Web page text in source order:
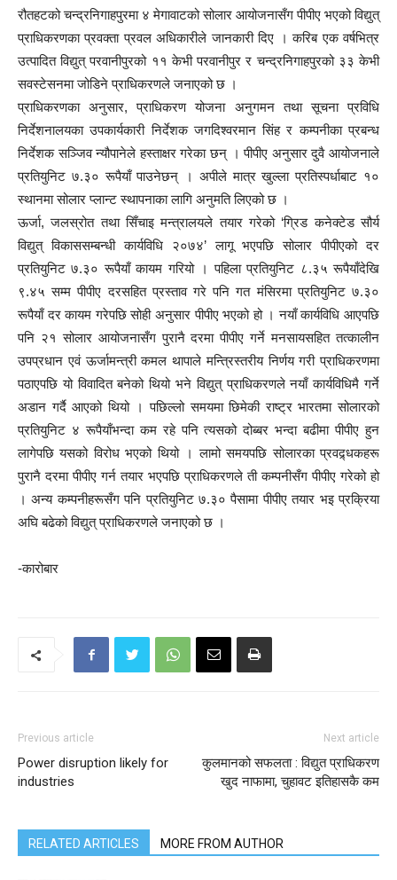
रौतहटको चन्द्रनिगाहपुरमा ४ मेगावाटको सोलार आयोजनासँग पीपीए भएको विद्युत्
प्राधिकरणका प्रवक्ता प्रवल अधिकारीले जानकारी दिए । करिब एक वर्षभित्र
उत्पादित विद्युत् परवानीपुरको ११ केभी परवानीपुर र चन्द्रनिगाहपुरको ३३ केभी
सवस्टेसनमा जोडिने प्राधिकरणले जनाएको छ ।
प्राधिकरणका अनुसार, प्राधिकरण योजना अनुगमन तथा सूचना प्रविधि
निर्देशनालयका उपकार्यकारी निर्देशक जगदिश्वरमान सिंह र कम्पनीका प्रबन्ध
निर्देशक सञ्जिव न्यौपानेले हस्ताक्षर गरेका छन् । पीपीए अनुसार दुवै आयोजनाले
प्रतियुनिट ७.३० रूपैयाँ पाउनेछन् । अपीले मात्र खुल्ला प्रतिस्पर्धाबाट १०
स्थानमा सोलार प्लान्ट स्थापनाका लागि अनुमति लिएको छ ।
ऊर्जा, जलस्रोत तथा सिँचाइ मन्त्रालयले तयार गरेको ‘ग्रिड कनेक्टेड सौर्य
विद्युत् विकाससम्बन्धी कार्यविधि २०७४’ लागू भएपछि सोलार पीपीएको दर
प्रतियुनिट ७.३० रूपैयाँ कायम गरियो । पहिला प्रतियुनिट ८.३५ रूपैयाँदेखि
९.४५ सम्म पीपीए दरसहित प्रस्ताव गरे पनि गत मंसिरमा प्रतियुनिट ७.३०
रूपैयाँ दर कायम गरेपछि सोही अनुसार पीपीए भएको हो । नयाँ कार्यविधि आएपछि
पनि २१ सोलार आयोजनासँग पुरानै दरमा पीपीए गर्ने मनसायसहित तत्कालीन
उपप्रधान एवं ऊर्जामन्त्री कमल थापाले मन्त्रिस्तरीय निर्णय गरी प्राधिकरणमा
पठाएपछि यो विवादित बनेको थियो भने विद्युत् प्राधिकरणले नयाँ कार्यविधिमै गर्ने
अडान गर्दै आएको थियो । पछिल्लो समयमा छिमेकी राष्ट्र भारतमा सोलारको
प्रतियुनिट ४ रूपैयाँभन्दा कम रहे पनि त्यसको दोब्बर भन्दा बढीमा पीपीए हुन
लागेपछि यसको विरोध भएको थियो । लामो समयपछि सोलारका प्रवद्र्धकहरू
पुरानै दरमा पीपीए गर्न तयार भएपछि प्राधिकरणले ती कम्पनीसँग पीपीए गरेको हो
। अन्य कम्पनीहरूसँग पनि प्रतियुनिट ७.३० पैसामा पीपीए तयार भइ प्रक्रिया
अघि बढेको विद्युत् प्राधिकरणले जनाएको छ ।
-कारोबार
Previous article
Power disruption likely for
industries
Next article
कुलमानको सफलता : विद्युत प्राधिकरण
खुद नाफामा, चुहावट इतिहासकै कम
RELATED ARTICLES MORE FROM AUTHOR